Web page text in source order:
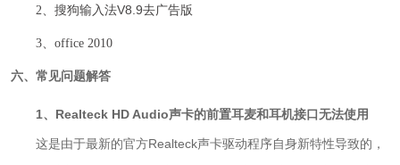
2、搜狗输入法V8.9去广告版
3、office 2010
六、常见问题解答
1、Realteck HD Audio声卡的前置耳麦和耳机接口无法使用
这是由于最新的官方Realteck声卡驱动程序自身新特性导致的，